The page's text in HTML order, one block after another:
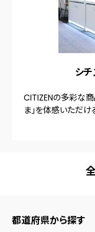
シ
CITIZENの多彩な商
ま」を体感いただけ
都道府県から探す